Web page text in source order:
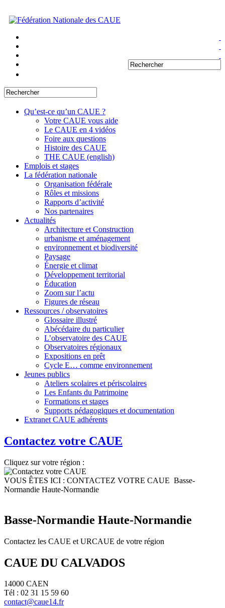
Qu’est-ce qu’un CAUE ?
Votre CAUE vous aide
Le CAUE en 4 vidéos
Foire aux questions
Histoire des CAUE
THE CAUE (english)
Emplois et stages
La fédération nationale
Organisation fédérale
Rôles et missions
Rapports d’activité
Nos partenaires
Actualités
Architecture et Construction
urbanisme et aménagement
environnement et biodiversité
Paysage
Énergie et climat
Développement territorial
Éducation
Zoom sur l’actu
Figures de réseau
Ressources / observatoires
Glossaire illustré
Abécédaire du particulier
L’observatoire des CAUE
Observatoires régionaux
Expositions en prêt
Cycle E… comme environnement
Jeunes publics
Ateliers scolaires et périscolaires
Les Enfants du Patrimoine
Formations et stages
Supports pédagogiques et documentation
Extranet CAUE adhérents
Contactez votre CAUE
Cliquez sur votre région :
VOUS ÊTES ICI : CONTACTEZ VOTRE CAUE Basse-
Normandie Haute-Normandie
Basse-Normandie Haute-Normandie
Contactez les CAUE et URCAUE de votre région
CAUE DU CALVADOS
14000 CAEN
Tél : 02 31 15 59 60
contact@caue14.fr